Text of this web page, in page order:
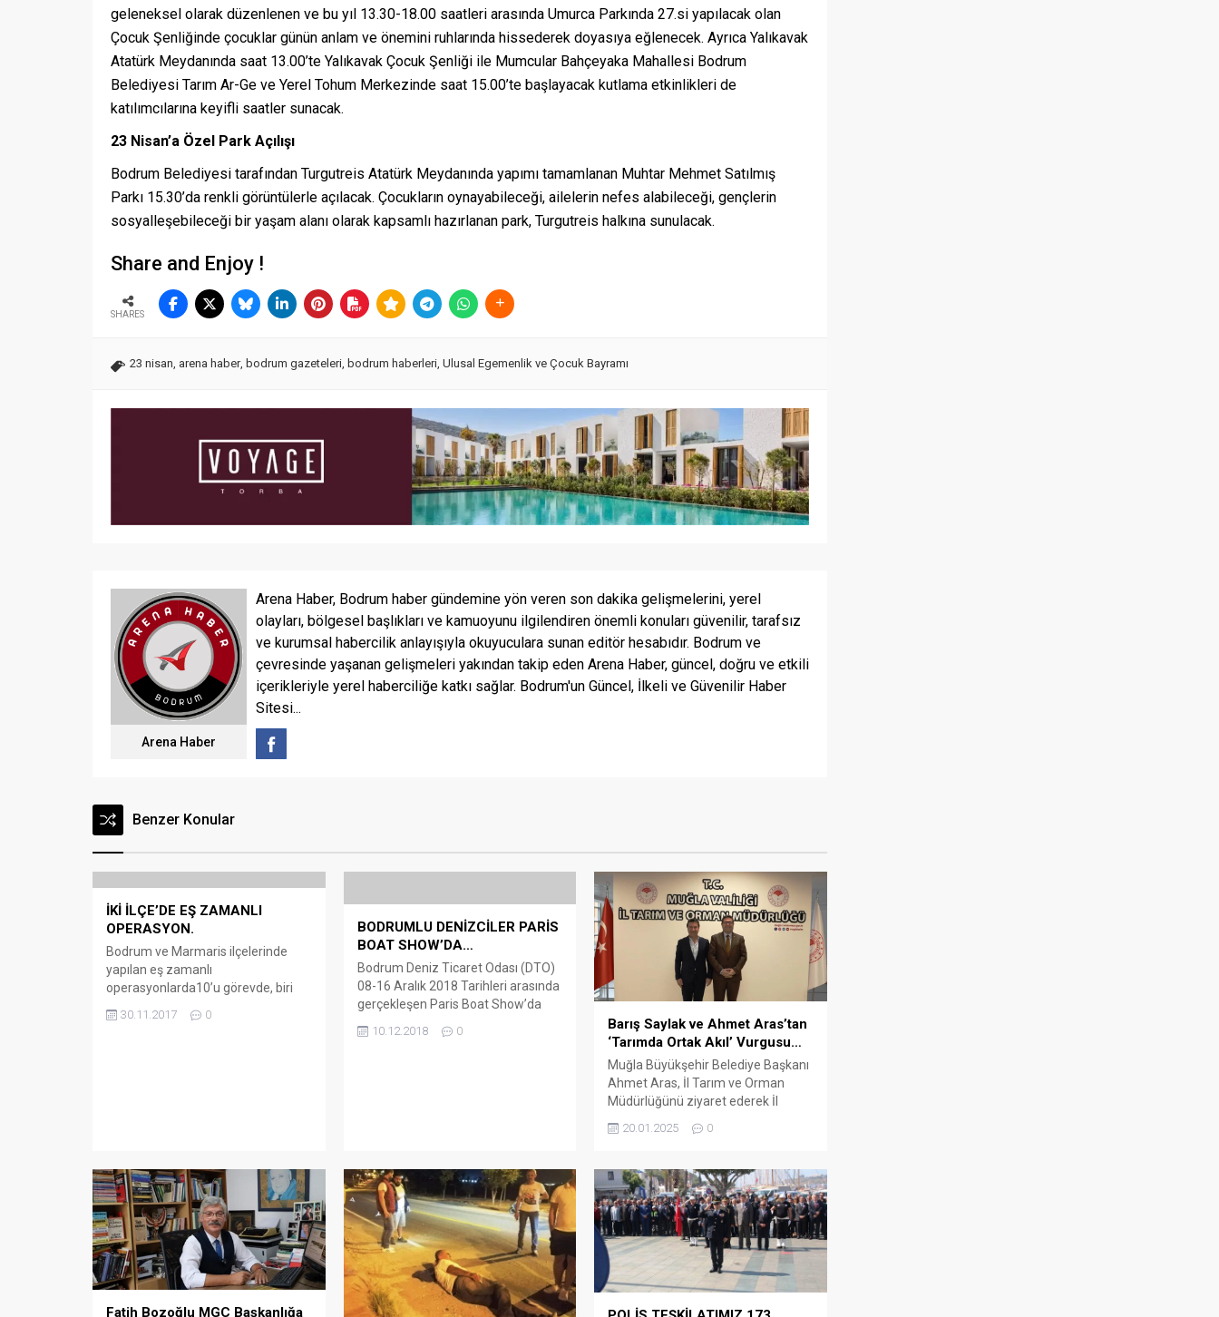
geleneksel olarak düzenlenen ve bu yıl 13.30-18.00 saatleri arasında Umurca Parkında 27.si yapılacak olan
Çocuk Şenliğinde çocuklar günün anlam ve önemini ruhlarında hissederek doyasıya eğlenecek. Ayrıca Yalıkavak
Atatürk Meydanında saat 13.00’te Yalıkavak Çocuk Şenliği ile Mumcular Bahçeyaka Mahallesi Bodrum
Belediyesi Tarım Ar-Ge ve Yerel Tohum Merkezinde saat 15.00’te başlayacak kutlama etkinlikleri de
katılımcılarına keyifli saatler sunacak.
23 Nisan’a Özel Park Açılışı
Bodrum Belediyesi tarafından Turgutreis Atatürk Meydanında yapımı tamamlanan Muhtar Mehmet Satılmış
Parkı 15.30’da renkli görüntülerle açılacak. Çocukların oynayabileceği, ailelerin nefes alabileceği, gençlerin
sosyalleşebileceği bir yaşam alanı olarak kapsamlı hazırlanan park, Turgutreis halkına sunulacak.
Share and Enjoy !
SHARES
23 nisan, arena haber, bodrum gazeteleri, bodrum haberleri, Ulusal Egemenlik ve Çocuk Bayramı
Arena Haber
Arena Haber, Bodrum haber gündemine yön veren son dakika gelişmelerini, yerel
olayları, bölgesel başlıkları ve kamuoyunu ilgilendiren önemli konuları güvenilir, tarafsız
ve kurumsal habercilik anlayışıyla okuyuculara sunan editör hesabıdır. Bodrum ve
çevresinde yaşanan gelişmeleri yakından takip eden Arena Haber, güncel, doğru ve etkili
içerikleriyle yerel haberciliğe katkı sağlar. Bodrum'un Güncel, İlkeli ve Güvenilir Haber
Sitesi...
Benzer Konular
İKİ İLÇE’DE EŞ ZAMANLI
OPERASYON.
Bodrum ve Marmaris ilçelerinde
yapılan eş zamanlı
operasyonlarda10’u görevde, biri
çeşitli rütbelerde toplam 11 asker
Terörle Mücadele Şubesi ekipleri,...
30.11.2017 0
BODRUMLU DENİZCİLER PARİS
BOAT SHOW’DA…
Bodrum Deniz Ticaret Odası (DTO)
08-16 Aralık 2018 Tarihleri arasında
gerçekleşen Paris Boat Show’da
Show’a başta Avrupa olmak üzere
olan Paris Boat...
10.12.2018 0
Barış Saylak ve Ahmet Aras’tan
‘Tarımda Ortak Akıl’ Vurgusu…
Muğla Büyükşehir Belediye Başkanı
Ahmet Aras, İl Tarım ve Orman
Müdürlüğünü ziyaret ederek İl
hayvancılık ve turizm entegrasyonu
gerçekleştirdi ARENA HABER –
Ziyaret kapsamında, Muğla’nın
sahip olduğu tarımsal potansiyelin
değerlendirilmesi ve bu potansiyelin
turizm sektörü ile entegre edilerek
bölge ekonomisine daha...
20.01.2025 0
Fatih Bozoğlu MGC Başkanlığa